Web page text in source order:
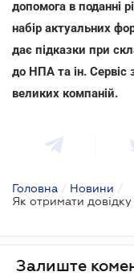
допомога в поданні
набір актуальних
дає підказки при
до НПА та ін. Сервіс
великих компаній.
Головна / Новини /
Залиште